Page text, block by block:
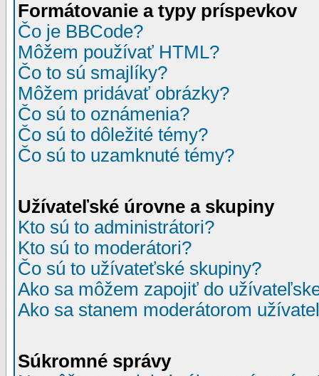
Formátovanie a typy príspevkov
Čo je BBCode?
Môžem používať HTML?
Čo to sú smajlíky?
Môžem pridávať obrázky?
Čo sú to oznámenia?
Čo sú to dôležité témy?
Čo sú to uzamknuté témy?
Užívateľské úrovne a skupiny
Kto sú to administrátori?
Kto sú to moderátori?
Čo sú to užívateťské skupiny?
Ako sa môžem zapojiť do
Ako sa stanem moderátorom
Súkromné správy